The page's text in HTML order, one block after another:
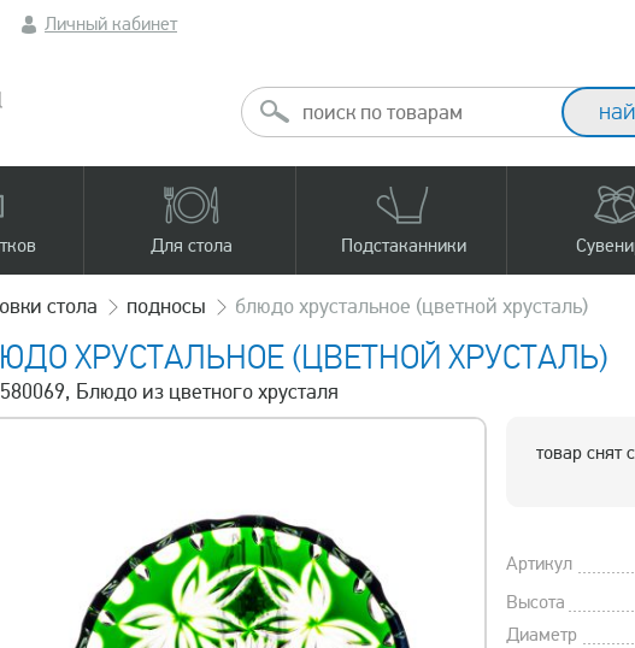
Личный кабинет
Для стола Подстаканники
стола подносы блюдо хрустальное (цветной хрусталь)
ХРУСТАЛЬНОЕ (ЦВЕТНОЙ ХРУСТАЛЬ)
Блюдо из цветного хрусталя
товар снят
Артикул
Высота
Диаметр